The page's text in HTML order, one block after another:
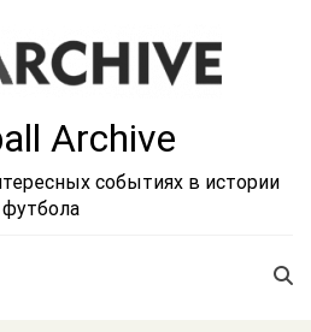
Archive
событиях в истории
футбола